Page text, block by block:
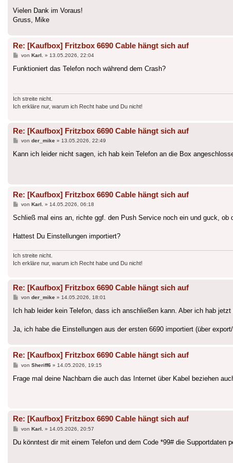
Vielen Dank im Voraus!
Gruss, Mike
Re: [Kaufbox] Fritzbox 6690 Cable hängt sich auf
Beitrag
von Karl. » 13.05.2026, 22:04
Funktioniert das Telefon noch während dem Crash?
Ich streite nicht.
Ich erkläre nur, warum ich Recht habe und Du nicht!
Re: [Kaufbox] Fritzbox 6690 Cable hängt sich auf
Beitrag
von der_mike» 13.05.2026, 22:49
Kann ich leider nicht sagen, ich hab kein Telefon an die Box
Re: [Kaufbox] Fritzbox 6690 Cable hängt sich auf
Beitrag
von Karl. » 14.05.2026, 06:18
Schließ mal eins an, richte ggf. den Push Service noch ein und guck,
Hattest Du Einstellungen importiert?
Ich streite nicht.
Ich erkläre nur, warum ich Recht habe und Du nicht!
Re: [Kaufbox] Fritzbox 6690 Cable hängt sich auf
Beitrag
von der_mike» 14.05.2026, 18:01
Ich hab leider kein Telefon, dass ich anschließen kann. Aber ich hab
Ja, ich habe die Einstellungen aus der ersten 6690 importiert (über
Re: [Kaufbox] Fritzbox 6690 Cable hängt sich auf
Beitrag
von Sheriff6» 14.05.2026, 19:15
Frage mal deine Nachbarn die auch das Internet über Kabel beziehen
Re: [Kaufbox] Fritzbox 6690 Cable hängt sich auf
Beitrag
von Karl. » 14.05.2026, 20:57
Du könntest dir mit einem Telefon und dem Code *99# die